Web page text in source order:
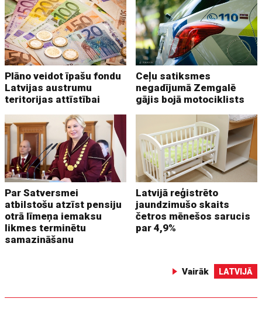
Plāno veidot īpašu fondu
Latvijas austrumu
teritorijas attīstībai
Ceļu satiksmes
negadījumā Zemgalē
gājis bojā motociklists
Par Satversmei
atbilstošu atzīst pensiju
otrā līmeņa iemaksu
likmes terminētu
samazināšanu
Latvijā reģistrēto
jaundzimušo skaits
četros mēnešos sarucis
par 4,9%
Vairāk LATVIJĀ